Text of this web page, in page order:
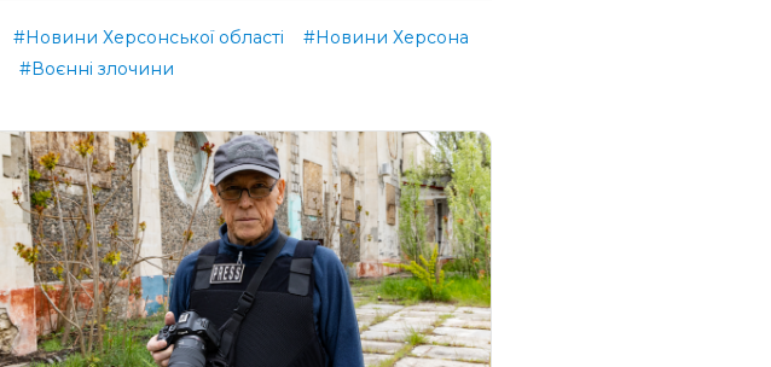
#Новини Херсонської області
#Новини Херсона
#Воєнні злочини